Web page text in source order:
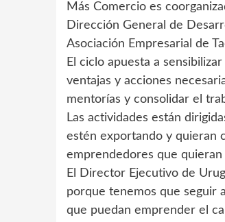
Más Comercio es
Dirección General de
Asociación Empresarial de
El ciclo apuesta a
ventajas y acciones
mentorías y consolidar el
Las actividades están
estén exportando y quieran
emprendedores que
El Director Ejecutivo de
porque tenemos que seguir
que puedan emprender el